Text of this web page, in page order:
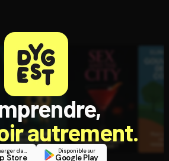
autrement.
Télécharger dans
Store
Disponible sur
Google Play